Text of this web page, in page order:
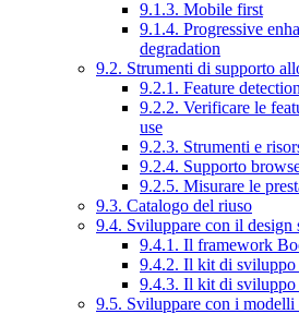
9.1.3. Mobile first
9.1.4. Progressive
degradation
9.2. Strumenti di supporto
9.2.1. Feature detection
9.2.2. Verificare le
use
9.2.3. Strumenti e
9.2.4. Supporto
9.2.5. Misurare le
9.3. Catalogo del riuso
9.4. Sviluppare con il design
9.4.1. Il framework
9.4.2. Il kit di sviluppo
9.4.3. Il kit di
9.5. Sviluppare con i modelli